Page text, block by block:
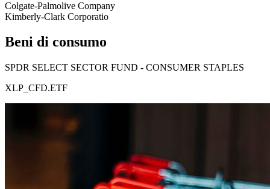
Colgate-Palmolive Company
Kimberly-Clark Corporatio
Beni di consumo
SPDR SELECT SECTOR FUND - CONSUMER STAPLES
XLP_CFD.ETF